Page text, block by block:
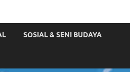
SOSIAL & SENI BUDAYA